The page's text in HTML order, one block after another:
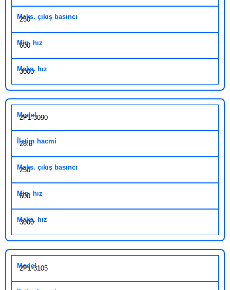
250
600
3000
2P1-3090
28.8
250
600
3000
2P1-3105